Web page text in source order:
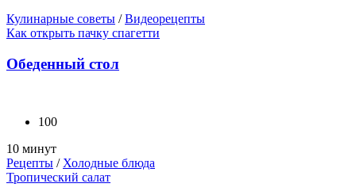
Кулинарные советы /Видеорецепты
Как открыть пачку спагетти
Обеденный стол
100
10 минут
Рецепты / Холодные блюда
Тропический салат